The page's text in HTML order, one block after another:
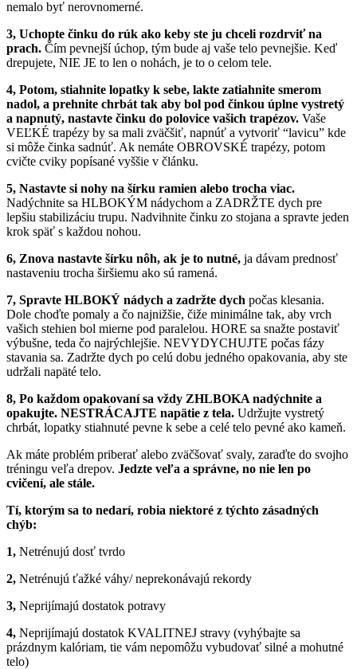
nemalo byť nerovnomerné.
3, Uchopte činku do rúk ako keby ste ju chceli rozdrviť na
prach. Čím pevnejší úchop, tým bude aj vaše telo pevnejšie. Keď
drepujete, NIE JE to len o nohách, je to o celom tele.
4, Potom, stiahnite lopatky k sebe, lakte zatiahnite smerom
nadol, a prehnite chrbát tak aby bol pod činkou úplne vystretý
a napnutý, nastavte činku do polovice vašich trapézov. Vaše
VEĽKÉ trapézy by sa mali zväčšiť, napnúť a vytvoriť “lavicu” kde
si môže činka sadnúť. Ak nemáte OBROVSKÉ trapézy, potom
cvičte cviky popísané vyššie v článku.
5, Nastavte si nohy na šírku ramien alebo trocha viac.
Nadýchnite sa HLBOKÝM nádychom a ZADRŽTE dych pre
lepšiu stabilizáciu trupu. Nadvihnite činku zo stojana a spravte jeden
krok späť s každou nohou.
6, Znova nastavte šírku nôh, ak je to nutné, ja dávam prednosť
nastaveniu trocha širšiemu ako sú ramená.
7, Spravte HLBOKÝ nádych a zadržte dych počas klesania.
Dole choďte pomaly a čo najnižšie, čiže minimálne tak, aby vrch
vašich stehien bol mierne pod paralelou. HORE sa snažte postaviť
výbušne, teda čo najrýchlejšie. NEVYDYCHUJTE počas fázy
stavania sa. Zadržte dych po celú dobu jedného opakovania, aby ste
udržali napäté telo.
8, Po každom opakovaní sa vždy ZHLBOKA nadýchnite a
opakujte. NESTRÁCAJTE napätie z tela. Udržujte vystretý
chrbát, lopatky stiahnuté pevne k sebe a celé telo pevné ako kameň.
Ak máte problém priberať alebo zväčšovať svaly, zaraďte do svojho
tréningu veľa drepov. Jedzte veľa a správne, no nie len po
cvičení, ale stále.
Tí, ktorým sa to nedarí, robia niektoré z týchto zásadných
chýb:
1, Netrénujú dosť tvrdo
2, Netrénujú ťažké váhy/ neprekonávajú rekordy
3, Neprijímajú dostatok potravy
4, Neprijímajú dostatok KVALITNEJ stravy (vyhýbajte sa
prázdnym kalóriam, tie vám nepomôžu vybudovať silné a mohutné
telo)